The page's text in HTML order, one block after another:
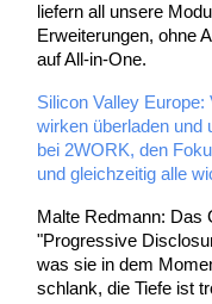
liefern all unsere
Erweiterungen, ohne
auf All-in-One.
Silicon Valley
wirken überladen und
bei 2WORK, den
und gleichzeitig alle
Malte Redmann: Das
"Progressive
was sie in dem
schlank, die Tiefe ist